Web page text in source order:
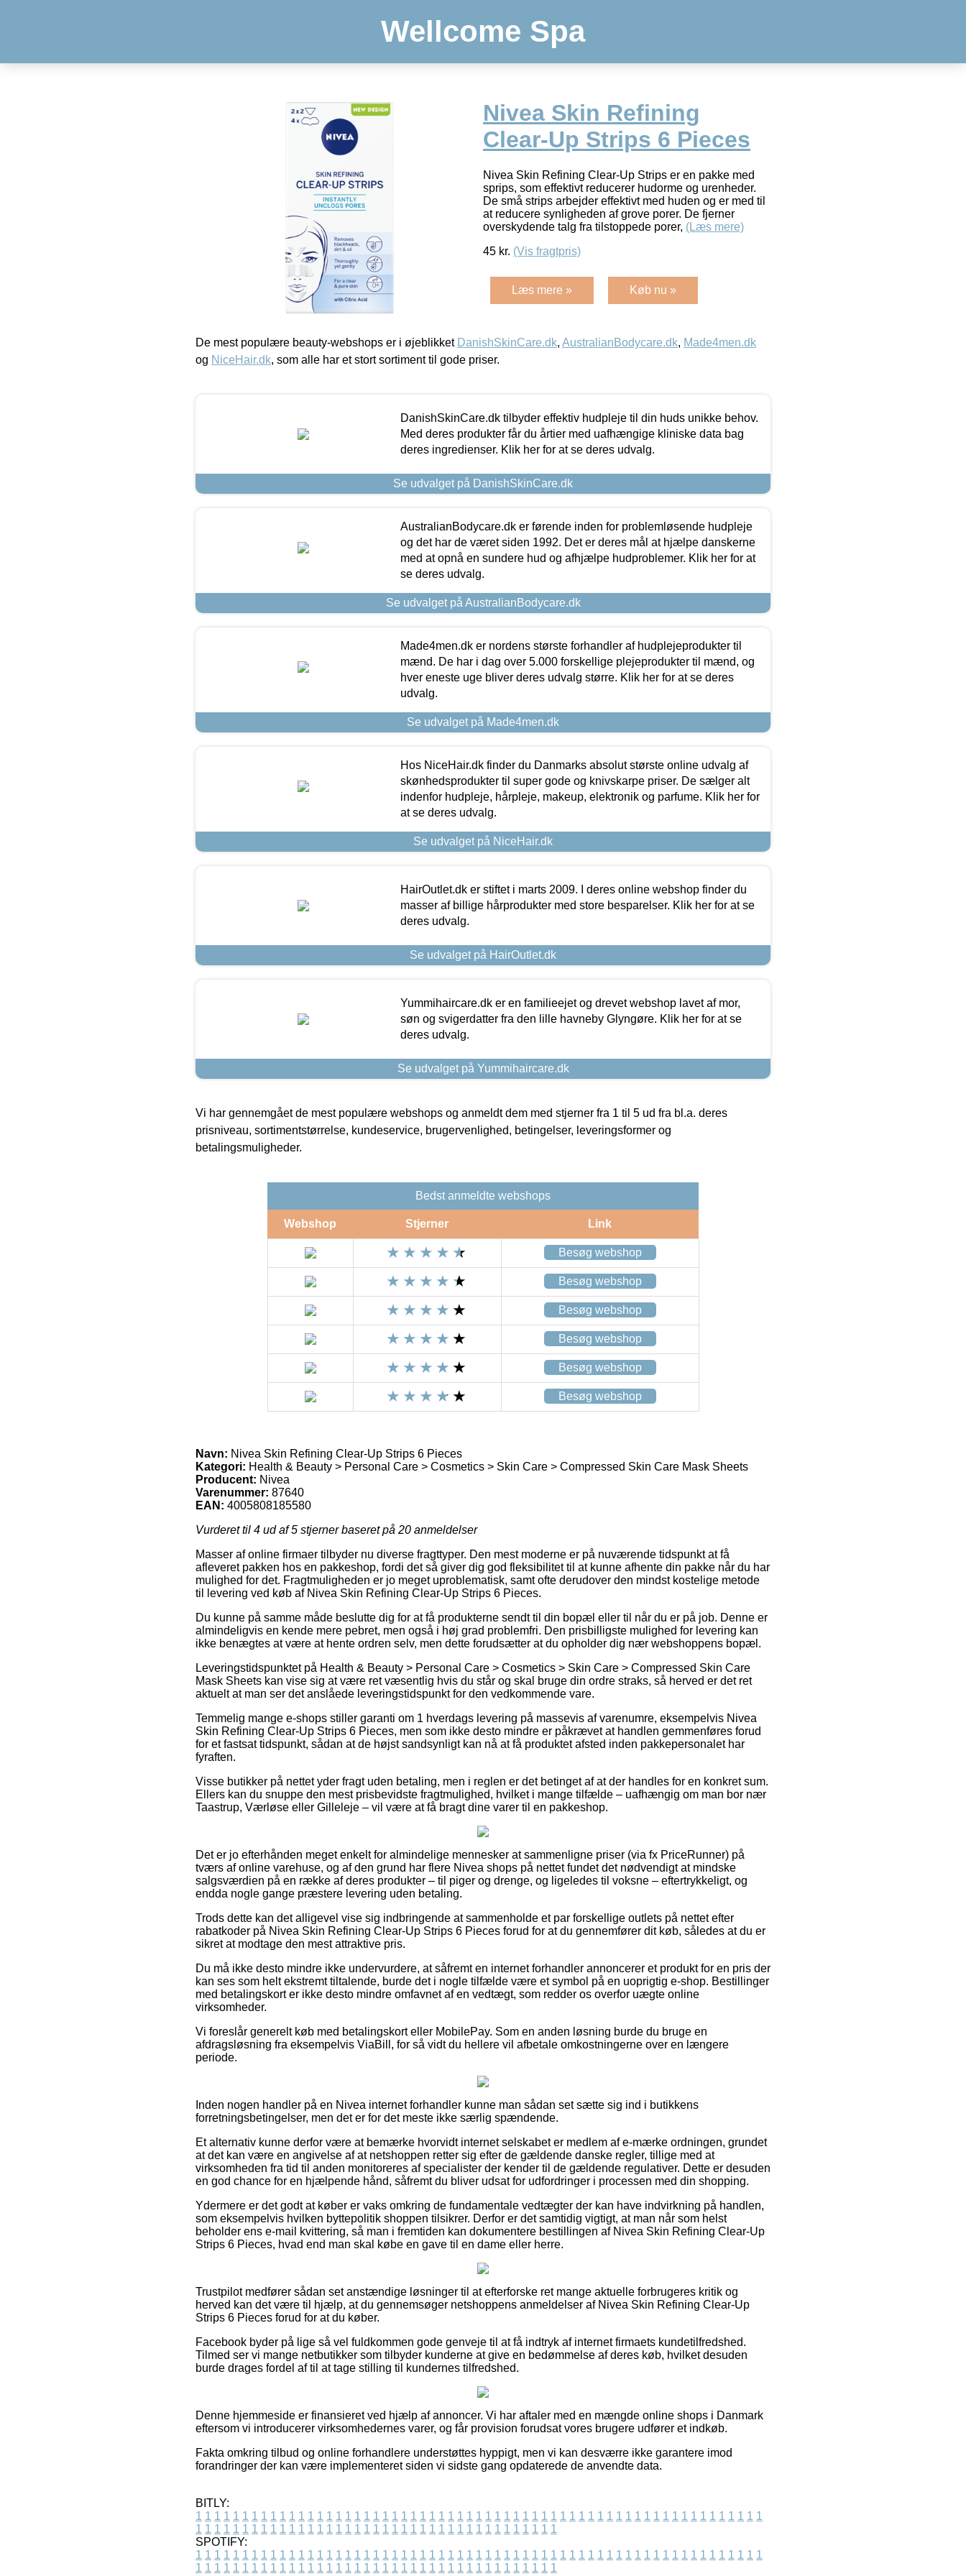
Wellcome Spa
Nivea Skin Refining
Clear-Up Strips 6 Pieces
Nivea Skin Refining Clear-Up Strips er en pakke med
sprips, som effektivt reducerer hudorme og urenheder.
De små strips arbejder effektivt med huden og er med til
at reducere synligheden af grove porer. De fjerner
overskydende talg fra tilstoppede porer, (Læs mere)
45 kr. (Vis fragtpris)
Læs mere » Køb nu »
De mest populære beauty-webshops er i øjeblikket DanishSkinCare.dk, AustralianBodycare.dk, Made4men.dk
og NiceHair.dk, som alle har et stort sortiment til gode priser.
DanishSkinCare.dk tilbyder effektiv hudpleje til din huds unikke behov.
Med deres produkter får du årtier med uafhængige kliniske data bag
deres ingredienser. Klik her for at se deres udvalg.
Se udvalget på DanishSkinCare.dk
AustralianBodycare.dk er førende inden for problemløsende hudpleje
og det har de været siden 1992. Det er deres mål at hjælpe danskerne
med at opnå en sundere hud og afhjælpe hudproblemer. Klik her for at
se deres udvalg.
Se udvalget på AustralianBodycare.dk
Made4men.dk er nordens største forhandler af hudplejeprodukter til
mænd. De har i dag over 5.000 forskellige plejeprodukter til mænd, og
hver eneste uge bliver deres udvalg større. Klik her for at se deres
udvalg.
Se udvalget på Made4men.dk
Hos NiceHair.dk finder du Danmarks absolut største online udvalg af
skønhedsprodukter til super gode og knivskarpe priser. De sælger alt
indenfor hudpleje, hårpleje, makeup, elektronik og parfume. Klik her for
at se deres udvalg.
Se udvalget på NiceHair.dk
HairOutlet.dk er stiftet i marts 2009. I deres online webshop finder du
masser af billige hårprodukter med store besparelser. Klik her for at se
deres udvalg.
Se udvalget på HairOutlet.dk
Yummihaircare.dk er en familieejet og drevet webshop lavet af mor,
søn og svigerdatter fra den lille havneby Glyngøre. Klik her for at se
deres udvalg.
Se udvalget på Yummihaircare.dk
Vi har gennemgået de mest populære webshops og anmeldt dem med stjerner fra 1 til 5 ud fra bl.a. deres
prisniveau, sortimentstørrelse, kundeservice, brugervenlighed, betingelser, leveringsformer og
betalingsmuligheder.
Bedst anmeldte webshops
Webshop Stjerner Link
Besøg webshop
Besøg webshop
Besøg webshop
Besøg webshop
Besøg webshop
Besøg webshop
Navn: Nivea Skin Refining Clear-Up Strips 6 Pieces
Kategori: Health & Beauty > Personal Care > Cosmetics > Skin Care > Compressed Skin Care Mask Sheets
Producent: Nivea
Varenummer: 87640
EAN: 4005808185580
Vurderet til 4 ud af 5 stjerner baseret på 20 anmeldelser
Masser af online firmaer tilbyder nu diverse fragttyper. Den mest moderne er på nuværende tidspunkt at få
afleveret pakken hos en pakkeshop, fordi det så giver dig god fleksibilitet til at kunne afhente din pakke når du har
mulighed for det. Fragtmuligheden er jo meget uproblematisk, samt ofte derudover den mindst kostelige metode
til levering ved køb af Nivea Skin Refining Clear-Up Strips 6 Pieces.
Du kunne på samme måde beslutte dig for at få produkterne sendt til din bopæl eller til når du er på job. Denne er
almindeligvis en kende mere pebret, men også i høj grad problemfri. Den prisbilligste mulighed for levering kan
ikke benægtes at være at hente ordren selv, men dette forudsætter at du opholder dig nær webshoppens bopæl.
Leveringstidspunktet på Health & Beauty > Personal Care > Cosmetics > Skin Care > Compressed Skin Care
Mask Sheets kan vise sig at være ret væsentlig hvis du står og skal bruge din ordre straks, så herved er det ret
aktuelt at man ser det anslåede leveringstidspunkt for den vedkommende vare.
Temmelig mange e-shops stiller garanti om 1 hverdags levering på massevis af varenumre, eksempelvis Nivea
Skin Refining Clear-Up Strips 6 Pieces, men som ikke desto mindre er påkrævet at handlen gemmenføres forud
for et fastsat tidspunkt, sådan at de højst sandsynligt kan nå at få produktet afsted inden pakkepersonalet har
fyraften.
Visse butikker på nettet yder fragt uden betaling, men i reglen er det betinget af at der handles for en konkret sum.
Ellers kan du snuppe den mest prisbevidste fragtmulighed, hvilket i mange tilfælde – uafhængig om man bor nær
Taastrup, Værløse eller Gilleleje – vil være at få bragt dine varer til en pakkeshop.
Det er jo efterhånden meget enkelt for almindelige mennesker at sammenligne priser (via fx PriceRunner) på
tværs af online varehuse, og af den grund har flere Nivea shops på nettet fundet det nødvendigt at mindske
salgsværdien på en række af deres produkter – til piger og drenge, og ligeledes til voksne – eftertrykkeligt, og
endda nogle gange præstere levering uden betaling.
Trods dette kan det alligevel vise sig indbringende at sammenholde et par forskellige outlets på nettet efter
rabatkoder på Nivea Skin Refining Clear-Up Strips 6 Pieces forud for at du gennemfører dit køb, således at du er
sikret at modtage den mest attraktive pris.
Du må ikke desto mindre ikke undervurdere, at såfremt en internet forhandler annoncerer et produkt for en pris der
kan ses som helt ekstremt tiltalende, burde det i nogle tilfælde være et symbol på en uoprigtig e-shop. Bestillinger
med betalingskort er ikke desto mindre omfavnet af en vedtægt, som redder os overfor uægte online
virksomheder.
Vi foreslår generelt køb med betalingskort eller MobilePay. Som en anden løsning burde du bruge en
afdragsløsning fra eksempelvis ViaBill, for så vidt du hellere vil afbetale omkostningerne over en længere
periode.
Inden nogen handler på en Nivea internet forhandler kunne man sådan set sætte sig ind i butikkens
forretningsbetingelser, men det er for det meste ikke særlig spændende.
Et alternativ kunne derfor være at bemærke hvorvidt internet selskabet er medlem af e-mærke ordningen, grundet
at det kan være en angivelse af at netshoppen retter sig efter de gældende danske regler, tillige med at
virksomheden fra tid til anden monitoreres af specialister der kender til de gældende regulativer. Dette er desuden
en god chance for en hjælpende hånd, såfremt du bliver udsat for udfordringer i processen med din shopping.
Ydermere er det godt at køber er vaks omkring de fundamentale vedtægter der kan have indvirkning på handlen,
som eksempelvis hvilken byttepolitik shoppen tilsikrer. Derfor er det samtidig vigtigt, at man når som helst
beholder ens e-mail kvittering, så man i fremtiden kan dokumentere bestillingen af Nivea Skin Refining Clear-Up
Strips 6 Pieces, hvad end man skal købe en gave til en dame eller herre.
Trustpilot medfører sådan set anstændige løsninger til at efterforske ret mange aktuelle forbrugeres kritik og
herved kan det være til hjælp, at du gennemsøger netshoppens anmeldelser af Nivea Skin Refining Clear-Up
Strips 6 Pieces forud for at du køber.
Facebook byder på lige så vel fuldkommen gode genveje til at få indtryk af internet firmaets kundetilfredshed.
Tilmed ser vi mange netbutikker som tilbyder kunderne at give en bedømmelse af deres køb, hvilket desuden
burde drages fordel af til at tage stilling til kundernes tilfredshed.
Denne hjemmeside er finansieret ved hjælp af annoncer. Vi har aftaler med en mængde online shops i Danmark
eftersom vi introducerer virksomhedernes varer, og får provision forudsat vores brugere udfører et indkøb.
Fakta omkring tilbud og online forhandlere understøttes hyppigt, men vi kan desværre ikke garantere imod
forandringer der kan være implementeret siden vi sidste gang opdaterede de anvendte data.
BITLY:
1 1 1 1 1 1 1 1 1 1 1 1 1 1 1 1 1 1 1 1 1 1 1 1 1 1 1 1 1 1 1 1 1 1 1 1 1 1 1 1 1 1 1 1 1 1 1 1 1 1 1 1 1 1 1 1 1 1 1 1 1
1 1 1 1 1 1 1 1 1 1 1 1 1 1 1 1 1 1 1 1 1 1 1 1 1 1 1 1 1 1 1 1 1 1 1 1 1 1 1
SPOTIFY:
1 1 1 1 1 1 1 1 1 1 1 1 1 1 1 1 1 1 1 1 1 1 1 1 1 1 1 1 1 1 1 1 1 1 1 1 1 1 1 1 1 1 1 1 1 1 1 1 1 1 1 1 1 1 1 1 1 1 1 1 1
1 1 1 1 1 1 1 1 1 1 1 1 1 1 1 1 1 1 1 1 1 1 1 1 1 1 1 1 1 1 1 1 1 1 1 1 1 1 1